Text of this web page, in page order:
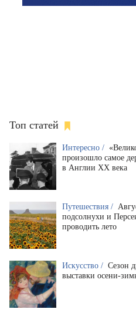
Топ статей
Интересно /
произошло самое
в Англии XX века
Путешествия /
подсолнухи и
проводить лето
Искусство / Сезон
выставки осени-